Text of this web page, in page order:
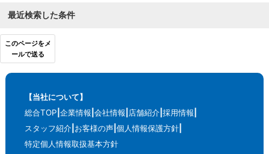
最近検索した条件
このページをメ
ールで送る
【当社について】
総合TOP 企業情報 会社情報 店舗紹介 採用情報
スタッフ紹介 お客様の声 個人情報保護方針
特定個人情報取扱基本方針